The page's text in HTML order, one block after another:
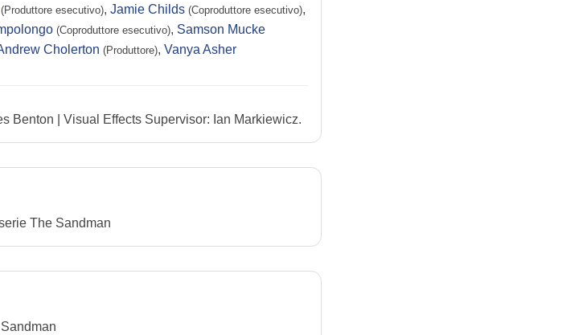
(Produttore esecutivo), Jamie Childs (Coproduttore esecutivo),
(Coproduttore esecutivo), Samson Mucke
Cholerton (Produttore), Vanya Asher
Benton | Visual Effects Supervisor: Ian Markiewicz.
The Sandman